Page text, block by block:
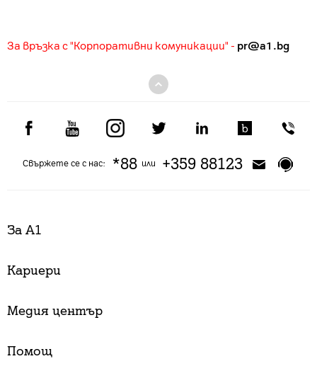
За връзка с "Корпоративни комуникации" - pr@a1.bg
Свържете се с нас: *88или +359 88123
За А1
Кариери
Медия център
Помощ